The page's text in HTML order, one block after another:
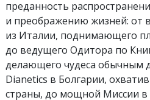
преданность
и преображению жизней: от
из Италии, поднимающего
до ведущего Одитора по
делающего чудеса обычным
Dianetics в Болгарии,
страны, до мощной Миссии в